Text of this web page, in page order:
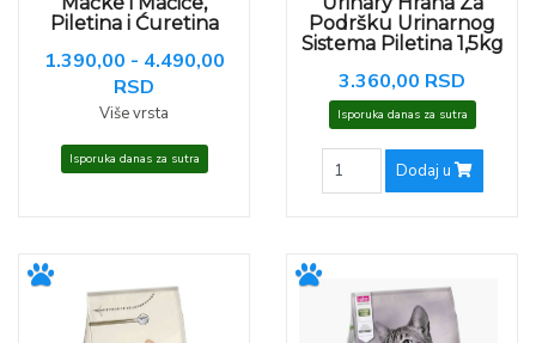
Piletina i Ćuretina
1.390,00 - 4.490,00
RSD
Više vrsta
Isporuka danas za sutra
Podršku Urinarnog
Sistema Piletina 1,5kg
3.360,00 RSD
Isporuka danas za sutra
Dodaj u